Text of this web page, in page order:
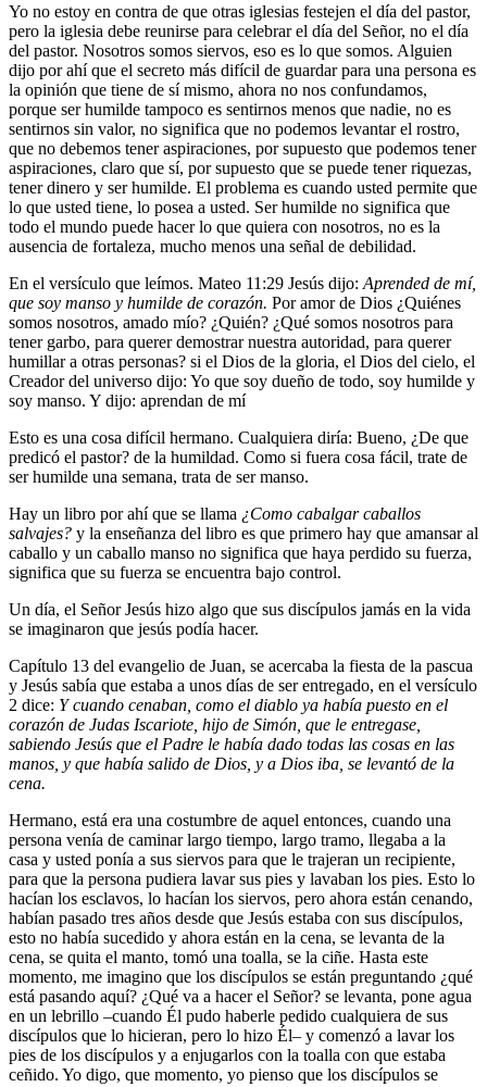
Yo no estoy en contra de que otras iglesias festejen el día del pastor,
pero la iglesia debe reunirse para celebrar el día del Señor, no el día
del pastor. Nosotros somos siervos, eso es lo que somos. Alguien
dijo por ahí que el secreto más difícil de guardar para una persona es
la opinión que tiene de sí mismo, ahora no nos confundamos,
porque ser humilde tampoco es sentirnos menos que nadie, no es
sentirnos sin valor, no significa que no podemos levantar el rostro,
que no debemos tener aspiraciones, por supuesto que podemos tener
aspiraciones, claro que sí, por supuesto que se puede tener riquezas,
tener dinero y ser humilde. El problema es cuando usted permite que
lo que usted tiene, lo posea a usted. Ser humilde no significa que
todo el mundo puede hacer lo que quiera con nosotros, no es la
ausencia de fortaleza, mucho menos una señal de debilidad.
En el versículo que leímos. Mateo 11:29 Jesús dijo: Aprended de mí,
que soy manso y humilde de corazón. Por amor de Dios ¿Quiénes
somos nosotros, amado mío? ¿Quién? ¿Qué somos nosotros para
tener garbo, para querer demostrar nuestra autoridad, para querer
humillar a otras personas? si el Dios de la gloria, el Dios del cielo, el
Creador del universo dijo: Yo que soy dueño de todo, soy humilde y
soy manso. Y dijo: aprendan de mí
Esto es una cosa difícil hermano. Cualquiera diría: Bueno, ¿De que
predicó el pastor? de la humildad. Como si fuera cosa fácil, trate de
ser humilde una semana, trata de ser manso.
Hay un libro por ahí que se llama ¿Como cabalgar caballos
salvajes? y la enseñanza del libro es que primero hay que amansar al
caballo y un caballo manso no significa que haya perdido su fuerza,
significa que su fuerza se encuentra bajo control.
Un día, el Señor Jesús hizo algo que sus discípulos jamás en la vida
se imaginaron que jesús podía hacer.
Capítulo 13 del evangelio de Juan, se acercaba la fiesta de la pascua
y Jesús sabía que estaba a unos días de ser entregado, en el versículo
2 dice: Y cuando cenaban, como el diablo ya había puesto en el
corazón de Judas Iscariote, hijo de Simón, que le entregase,
sabiendo Jesús que el Padre le había dado todas las cosas en las
manos, y que había salido de Dios, y a Dios iba, se levantó de la
cena.
Hermano, está era una costumbre de aquel entonces, cuando una
persona venía de caminar largo tiempo, largo tramo, llegaba a la
casa y usted ponía a sus siervos para que le trajeran un recipiente,
para que la persona pudiera lavar sus pies y lavaban los pies. Esto lo
hacían los esclavos, lo hacían los siervos, pero ahora están cenando,
habían pasado tres años desde que Jesús estaba con sus discípulos,
esto no había sucedido y ahora están en la cena, se levanta de la
cena, se quita el manto, tomó una toalla, se la ciñe. Hasta este
momento, me imagino que los discípulos se están preguntando ¿qué
está pasando aquí? ¿Qué va a hacer el Señor? se levanta, pone agua
en un lebrillo –cuando Él pudo haberle pedido cualquiera de sus
discípulos que lo hicieran, pero lo hizo Él– y comenzó a lavar los
pies de los discípulos y a enjugarlos con la toalla con que estaba
ceñido. Yo digo, que momento, yo pienso que los discípulos se